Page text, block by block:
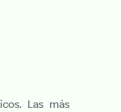
Las más